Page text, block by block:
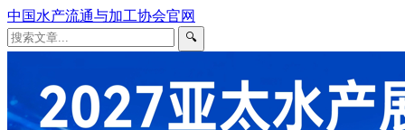
中国水产流通与加工协会官网
🔍